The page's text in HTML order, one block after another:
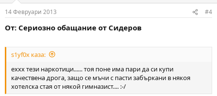
14 Февруари 2013 #4
От: Сериозно обащание от Сидеров
s1yf0x каза:
еххх тези наркотици...... тоя поне има пари да си купи
качествена дрога, защо се мъчи с пасти забъркани в някоя
хотелска стая от някой гимназист.... :-/